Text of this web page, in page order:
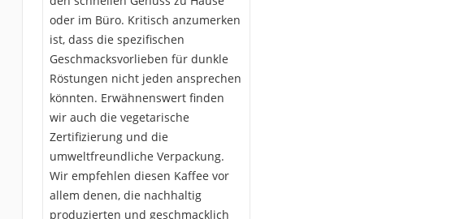
oder im Büro. Kritisch anzumerken
ist, dass die spezifischen
Geschmacksvorlieben für dunkle
Röstungen nicht jeden ansprechen
könnten. Erwähnenswert finden
wir auch die vegetarische
Zertifizierung und die
umweltfreundliche Verpackung.
Wir empfehlen diesen Kaffee vor
allem denen, die nachhaltig
produzierten und geschmacklich